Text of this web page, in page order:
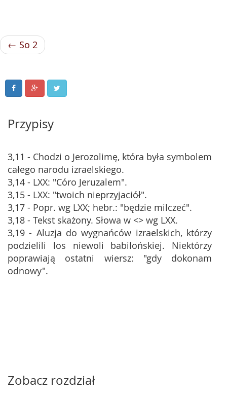
← So 2
Przypisy
3,11 - Chodzi o Jerozolimę, która była symbolem
całego narodu izraelskiego.
3,14 - LXX: "Córo Jeruzalem".
3,15 - LXX: "twoich nieprzyjaciół".
3,17 - Popr. wg LXX; hebr.: "będzie milczeć".
3,18 - Tekst skażony. Słowa w <> wg LXX.
3,19 - Aluzja do wygnańców izraelskich, którzy
podzielili los niewoli babilońskiej. Niektórzy
poprawiają ostatni wiersz: "gdy dokonam
odnowy".
Zobacz rozdział